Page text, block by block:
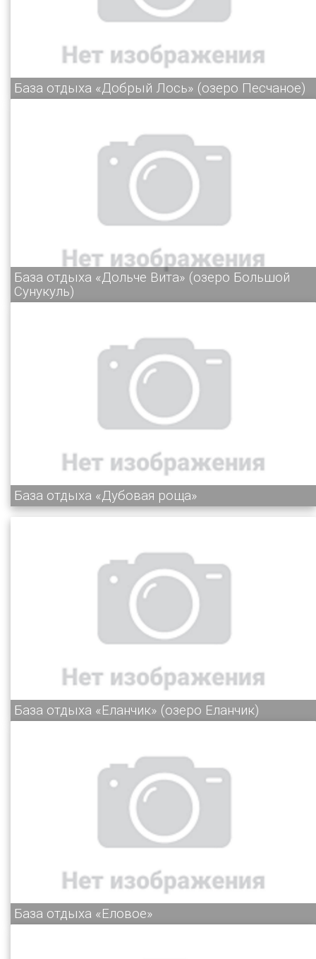
База отдыха «Добрый Лось» (озеро Песчаное)
База отдыха «Дольче Вита» (озеро Большой
Сунукуль)
База отдыха «Дубовая роща»
База отдыха «Еланчик» (озеро Еланчик)
База отдыха «Еловое»